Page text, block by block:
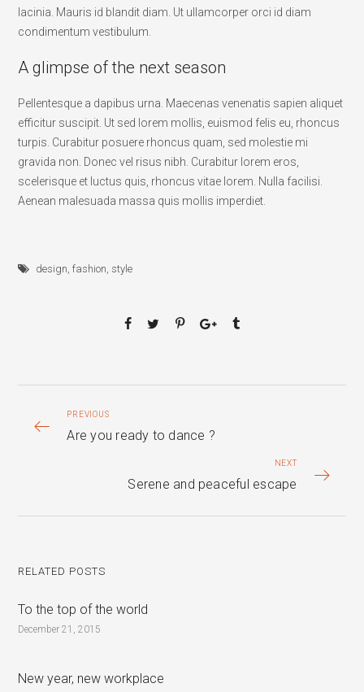
lacinia. Mauris id blandit diam. Ut ullamcorper orci id diam
condimentum vestibulum.
A glimpse of the next season
Pellentesque a dapibus urna. Maecenas venenatis sapien aliquet
efficitur suscipit. Ut sed lorem mollis, euismod felis eu, rhoncus
turpis. Curabitur posuere rhoncus quam, sed molestie mi
gravida non. Donec vel risus nibh. Curabitur lorem eros,
scelerisque et luctus quis, rhoncus vitae lorem. Nulla facilisi.
Aenean malesuada massa quis mollis imperdiet.
design,fashion, style
PREVIOUS
Are you ready to dance ?
NEXT
Serene and peaceful escape
RELATED POSTS
To the top of the world
December 21, 2015
New year, new workplace